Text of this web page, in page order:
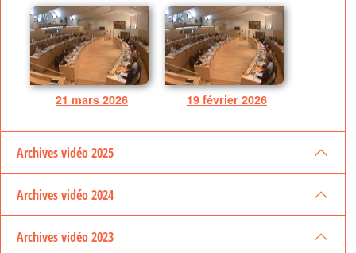
21 mars 2026 19 février 2026
Archives vidéo 2025
Archives vidéo 2024
Archives vidéo 2023